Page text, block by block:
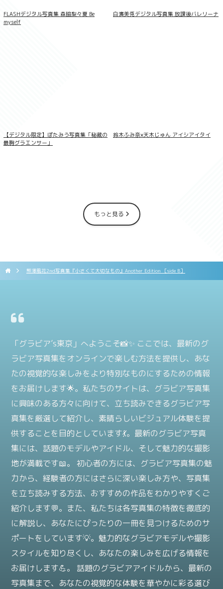
FLASHデジタル写真集 森脇梨々夏 Be
myself
白濱美兎デジタル写真集 放課後バレリーナ
【デジタル限定】ぽたみう写真集「秘蔵の
最胸グラエンサー」
鈴木ふみ奈×天木じゅん アイシアイタイ
もっと見る
熊澤風花2nd写真集『小さくて大切なもの』Another Edition ［side B］
「グラビア’s東京」へようこそ📸✨ ここでは、最新のグ
ラビア写真集をオンラインで楽しむ方法を提供し、あな
たの視覚的な楽しみをより特別なものにするための情報
をお届けします🌟。私たちのサイトは、グラビア写真集
に興味のある方々に向けて、立ち読みできるグラビア写
真集を厳選して紹介し、素晴らしいビジュアル体験を提
供することを目的としています💃。最新のグラビア写真
集には、話題のモデルやアイドル、そして魅力的な撮影
地が満載です📖。 初心者の方には、グラビア写真集の魅
力から、経験者の方にはさらに深い楽しみ方や、写真集
を立ち読みする方法、おすすめの作品をわかりやすくご
紹介します💬。また、私たちは各写真集の特徴を徹底的
に解説し、あなたにぴったりの一冊を見つけるためのサ
ポートをしています💡。魅力的なグラビアモデルや撮影
スタイルを知り尽くし、あなたの楽しみを広げる情報を
お届けします💪。 話題のグラビアアイドルから、最新の
写真集まで、あなたの視覚的な体験を華やかに彩る選び